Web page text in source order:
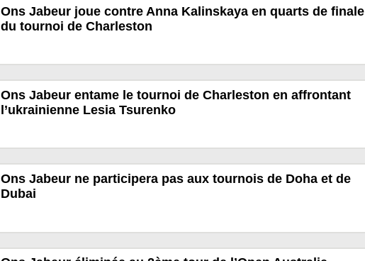
Ons Jabeur joue contre Anna Kalinskaya en quarts de finale
du tournoi de Charleston
Ons Jabeur entame le tournoi de Charleston en affrontant
l’ukrainienne Lesia Tsurenko
Ons Jabeur ne participera pas aux tournois de Doha et de
Dubai